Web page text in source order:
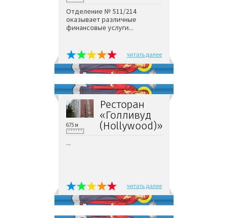
Отделение № 511/214
оказывает различные
финансовые услуги...
читать далее
Ресторан
«Голливуд
(Hollywood)»
675 м
...
читать далее